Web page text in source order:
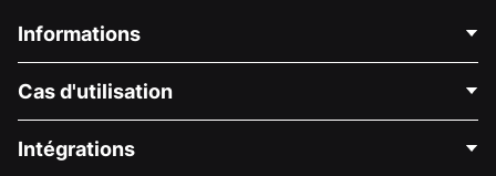
Informations
À propos de nous
Carrières
Cas d'utilisation
Collecte de fonds médicale
Intégrations